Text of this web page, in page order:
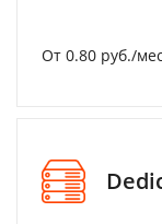
От 0.80 руб./